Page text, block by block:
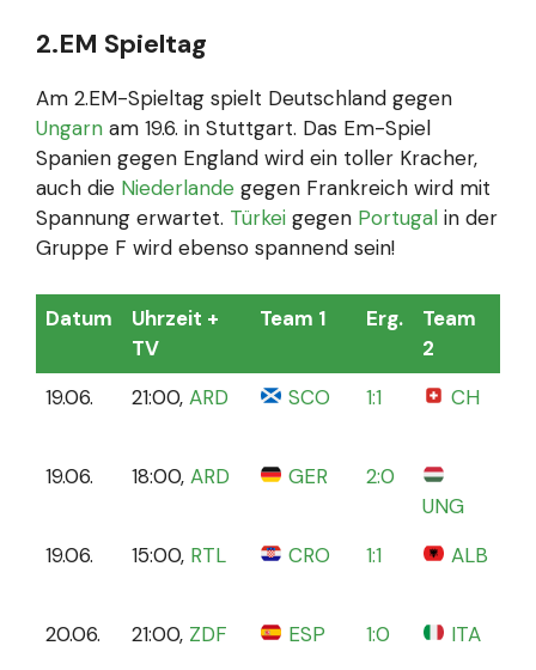
2.EM Spieltag
Am 2.EM-Spieltag spielt Deutschland gegen
Ungarn am 19.6. in Stuttgart. Das Em-Spiel
Spanien gegen England wird ein toller Kracher,
auch die Niederlande gegen Frankreich wird mit
Spannung erwartet. Türkei gegen Portugal in der
Gruppe F wird ebenso spannend sein!
Datum
Uhrzeit +
TV
Team 1 Erg.
Team
2
19.06.
21:00, ARD SCO 1:1 CH
19.06.
18:00, ARD GER
2:0
UNG
19.06. 15:00, RTL CRO 1:1 ALB
20.06.
21:00, ZDF ESP 1:0 ITA